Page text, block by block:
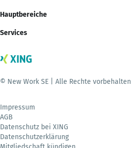
Hauptbereiche
Services
© New Work SE | Alle Rechte vorbehalten
Impressum
AGB
Datenschutz bei XING
Datenschutzerklärung